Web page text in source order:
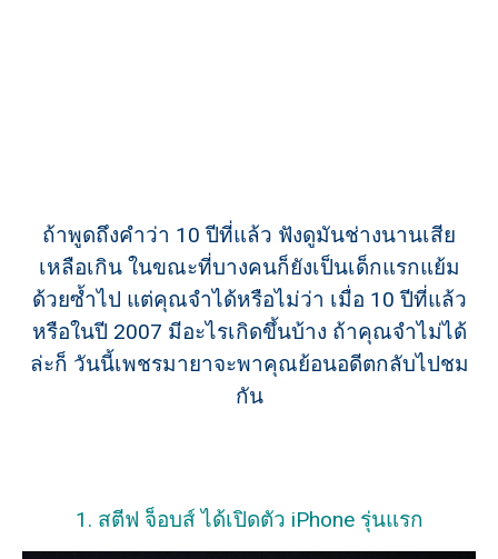
ถ้าพูดถึงคำว่า 10 ปีที่แล้ว ฟังดูมันช่างนานเสีย
เหลือเกิน ในขณะที่บางคนก็ยังเป็นเด็กแรกแย้ม
ด้วยซ้ำไป แต่คุณจำได้หรือไม่ว่า เมื่อ 10 ปีที่แล้ว
หรือในปี 2007 มีอะไรเกิดขึ้นบ้าง ถ้าคุณจำไม่ได้
ล่ะก็ วันนี้เพชรมายาจะพาคุณย้อนอดีตกลับไปชม
กัน
1. สตีฟ จ็อบส์ ได้เปิดตัว iPhone รุ่นแรก